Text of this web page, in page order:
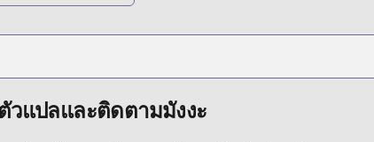
วแปลและติดตามมังงะ